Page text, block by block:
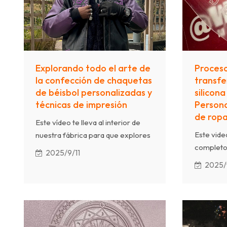
sus flexibles soluciones
OEM/ODM, recibimos numerosos
elogios de marcas de moda
locales y diseñadores
emergentes.
3000 m²
alto
ropa
Explorando todo el arte de
la confección de chaquetas
de béisbol personalizadas y
técnicas de impresión
Este vídeo te lleva al interior de
nuestra fábrica para que explores
el proceso completo de
aplicación de técnicas de
impresión avanzadas. Combinando
la artesanía con innovadores
2025/9/11
silicona
de
Este
térmica
combinar